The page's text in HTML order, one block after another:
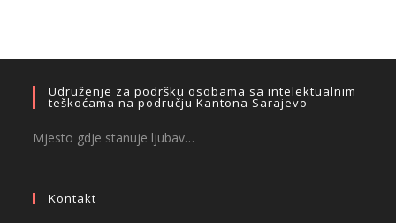
Udruženje za podršku osobama sa intelektualnim
teškoćama na području Kantona Sarajevo
Mjesto gdje stanuje ljubav…
Kontakt